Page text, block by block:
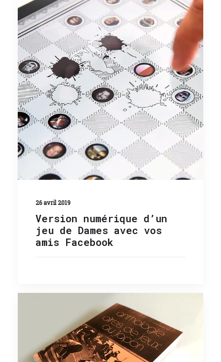
26 avril 2019
Version numérique d’un
jeu de Dames avec vos
amis Facebook